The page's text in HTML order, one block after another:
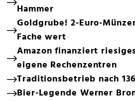
Hammer
Goldgrube! 2-Euro-
Fache wert
Amazon finanziert
eigene Rechenzentren
Traditionsbetrieb nach
Bier-Legende Werner